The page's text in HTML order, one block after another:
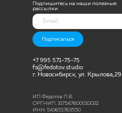
+7 995 571-75-75
fs@fedotov.studio
г. Новосибирск, ул. Крылова,29
ИП Федотов П.В.
ОРГНИП: 317547600010022
ИНН: 543651763550
Подпишитесь на наши полезные
рассылки
Подписаться